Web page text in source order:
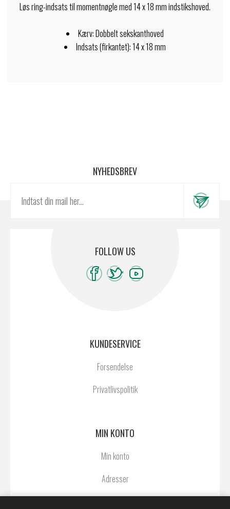
Løs ring-indsats til momentnøgle med 14 x 18 mm indstikshoved.
Kærv: Dobbelt sekskanthoved
Indsats (firkantet): 14 x 18 mm
NYHEDSBREV
FOLLOW US
KUNDESERVICE
Forsendelse
Privatlivspolitik
MIN KONTO
Min konto
Adresser